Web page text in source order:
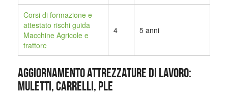
Corsi di formazione e
attestato rischi guida
Macchine Agricole e
trattore
4 5 anni
AGGIORNAMENTO ATTREZZATURE DI LAVORO:
MULETTI, CARRELLI, PLE